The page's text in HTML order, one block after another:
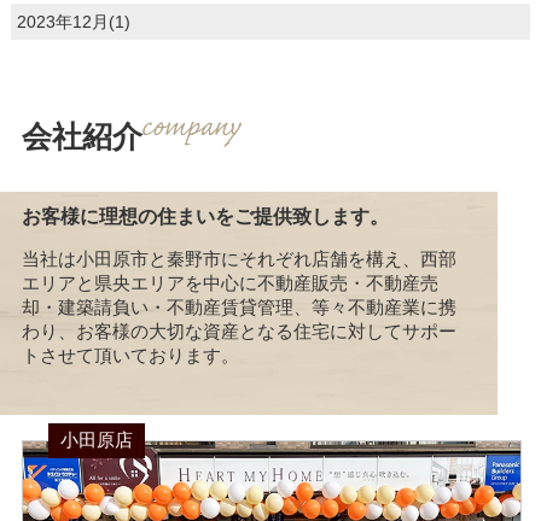
2023年12月(1)
会社紹介
お客様に理想の住まいをご提供致します。
当社は小田原市と秦野市にそれぞれ店舗を構え、西部
エリアと県央エリアを中心に不動産販売・不動産売
却・建築請負い・不動産賃貸管理、等々不動産業に携
わり、お客様の大切な資産となる住宅に対してサポー
トさせて頂いております。
小田原店